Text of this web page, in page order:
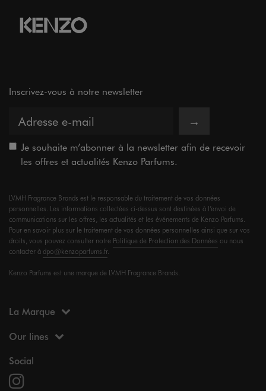
Inscrivez-vous à notre newsletter
→
Je souhaite m’abonner à la newsletter afin de recevoir
les offres et actualités Kenzo Parfums.
LVMH Fragrance Brands est le responsable du traitement de vos données
personnelles. Les informations collectées ci-dessus sont destinées à l’envoi de
communications sur les offres, les actualités et les événements de Kenzo Parfums.
Pour en savoir plus sur le traitement de vos données personnelles ainsi que sur vos
droits, vous pouvez consulter notre Politique de Protection des Données ou nous
contacter àdpo@kenzoparfums.fr.
Kenzo Parfums est une marque de LVMH Fragrance Brands.
La Marque
Our lines
Social